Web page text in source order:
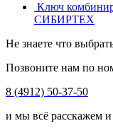
Ключ
СИБИРТЕХ
Не знаете что
Позвоните нам по
8 (4912) 50-37-50
и мы всё расскажем